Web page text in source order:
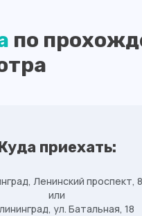
по
приехать:
Ленинский проспект,
или
ул. Батальная, 18